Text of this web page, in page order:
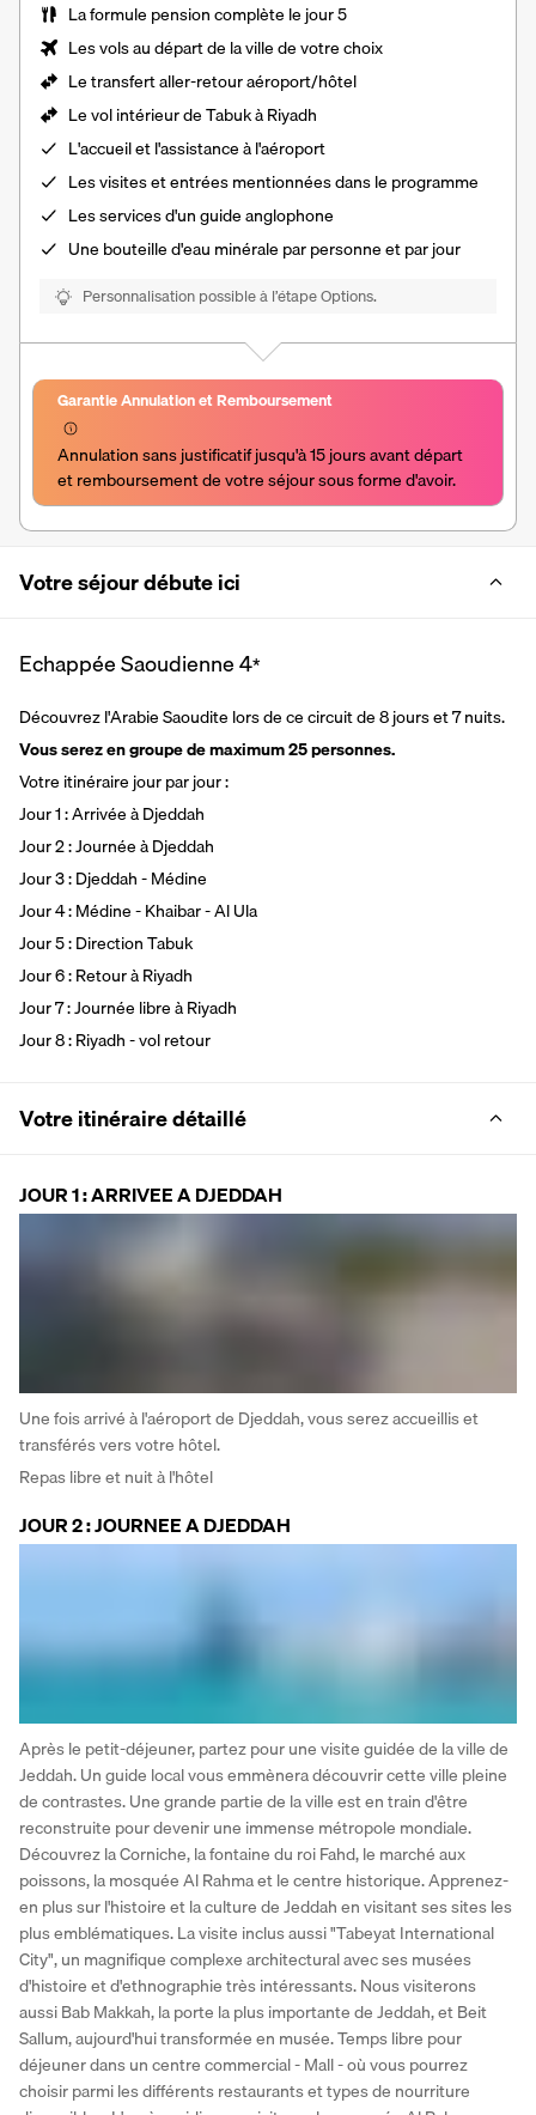
La formule pension complète le jour 5
Les vols au départ de la ville de votre choix
Letransfert aller-retour aéroport/hôtel
Le vol intérieur de Tabuk à Riyadh
L'accueil et l'assistance à l'aéroport
Lesvisites et entréesmentionnées dans le programme
Les services d'un guide anglophone
Une bouteille d'eau minérale par personne et par jour
Personnalisation possible à l’étape Options.
Garantie Annulation et Remboursement
Annulation sans justificatif jusqu'à 15 jours avant départ
et remboursement de votre séjour sous forme d'avoir.
Votre séjour débute ici
Echappée Saoudienne4*
Découvrez l'Arabie Saoudite lors de ce circuit de 8 jours et 7 nuits.
Vous serez en groupe de maximum 25 personnes.
Votre itinéraire jour par jour :
Jour 1 : Arrivée à Djeddah
Jour 2 : Journée à Djeddah
Jour 3 : Djeddah - Médine
Jour 4 : Médine - Khaibar - Al Ula
Jour 5 : Direction Tabuk
Jour 6 : Retour à Riyadh
Jour 7 : Journée libre à Riyadh
Jour 8 : Riyadh - vol retour
Votre itinéraire détaillé
JOUR 1 : ARRIVEE A DJEDDAH
Une fois arrivé à l'aéroport de Djeddah, vous serez accueillis et
transférés vers votre hôtel.
Repas libre et nuit à l'hôtel
JOUR 2 : JOURNEE A DJEDDAH
Après le petit-déjeuner, partez pour une visite guidée de la ville de
Jeddah. Un guide local vous emmènera découvrir cette ville pleine
de contrastes. Une grande partie de la ville est en train d'être
reconstruite pour devenir une immense métropole mondiale.
Découvrez la Corniche, la fontaine du roi Fahd, le marché aux
poissons, la mosquée Al Rahma et le centre historique. Apprenez-
en plus sur l'histoire et la culture de Jeddah en visitant ses sites les
plus emblématiques. La visite inclus aussi "Tabeyat International
City", un magnifique complexe architectural avec ses musées
d'histoire et d'ethnographie très intéressants. Nous visiterons
aussi Bab Makkah, la porte la plus importante de Jeddah, et Beit
Sallum, aujourd'hui transformée en musée. Temps libre pour
déjeuner dans un centre commercial - Mall - où vous pourrez
choisir parmi les différents restaurants et types de nourriture